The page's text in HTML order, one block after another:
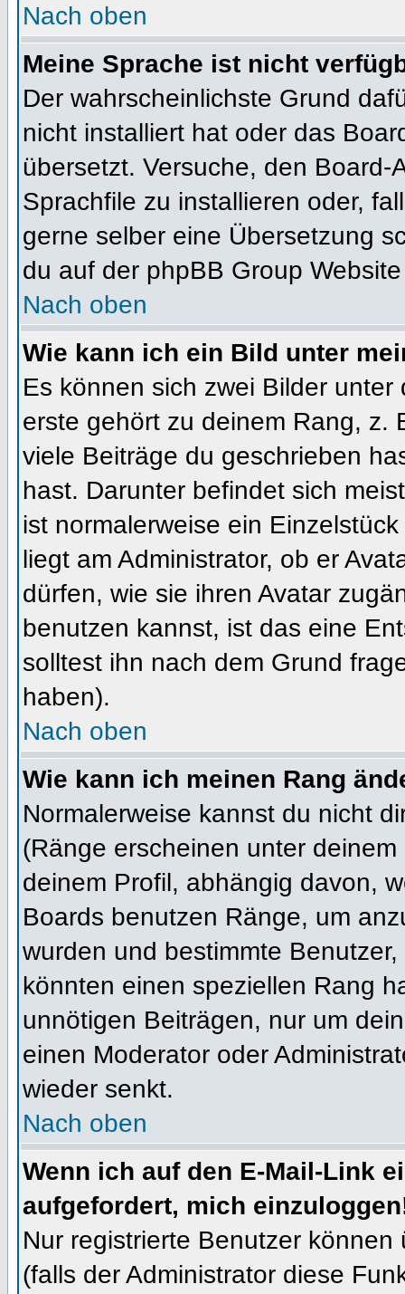
Nach oben
Meine Sprache ist nicht
Der wahrscheinlichste Grund
nicht installiert hat oder das
übersetzt. Versuche, den
Sprachfile zu installieren oder,
gerne selber eine Übersetzung
du auf der phpBB Group
Nach oben
Wie kann ich ein Bild unter
Es können sich zwei Bilder
erste gehört zu deinem Rang, z.
viele Beiträge du geschrieben
hast. Darunter befindet sich
ist normalerweise ein
liegt am Administrator, ob er
dürfen, wie sie ihren Avatar
benutzen kannst, ist das eine
solltest ihn nach dem Grund
haben).
Nach oben
Wie kann ich meinen Rang
Normalerweise kannst du nicht
(Ränge erscheinen unter
deinem Profil, abhängig davon,
Boards benutzen Ränge, um
wurden und bestimmte
könnten einen speziellen Rang
unnötigen Beiträgen, nur um
einen Moderator oder
wieder senkt.
Nach oben
Wenn ich auf den E-Mail-Link
aufgefordert, mich
Nur registrierte Benutzer
(falls der Administrator diese